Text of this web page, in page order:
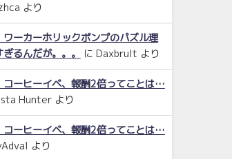
より
ワーカーホリックボンプのパズル理
るんだが。。。
に Daxbrult より
コーヒーイベ、報酬2倍ってことは…
Hunterより
コーヒーイベ、報酬2倍ってことは…
より